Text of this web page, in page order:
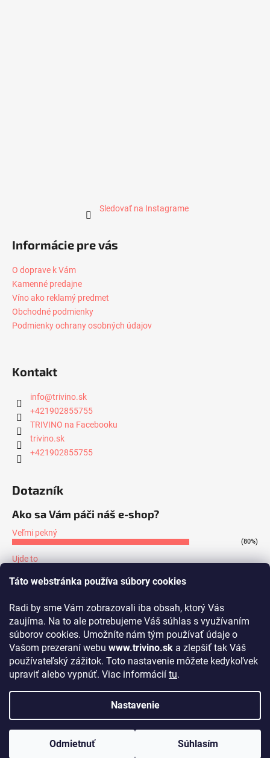
Táto webstránka používa súbory cookies
Radi by sme Vám zobrazovali iba obsah, ktorý Vás
zaujíma. Na to ale potrebujeme Váš súhlas s využívaním
súborov cookies. Umožníte nám tým používať údaje o
Vašom prezeraní webu www.trivino.sk a zlepšiť tak Váš
používateľský zážitok. Toto nastavenie môžete kedykoľvek
upraviť alebo vypnúť. Viac informácií tu.
Nastavenie
Odmietnuť Súhlasím
Sledovať na Instagrame
Informácie pre vás
O doprave k Vám
Kamenné predajne
Víno ako reklamý predmet
Obchodné podmienky
Podmienky ochrany osobných údajov
Kontakt
info@trivino.sk
+421902855755
TRIVINO na Facebooku
trivino.sk
+421902855755
Dotazník
Ako sa Vám páči náš e-shop?
Veľmi pekný
(80%)
Ujde to
Nepáči sa mi
Počet hlasov: 171
Prijímame online platby
Copyright 2026www.trivino.sk. Všetky práva vyhradené.Upraviť